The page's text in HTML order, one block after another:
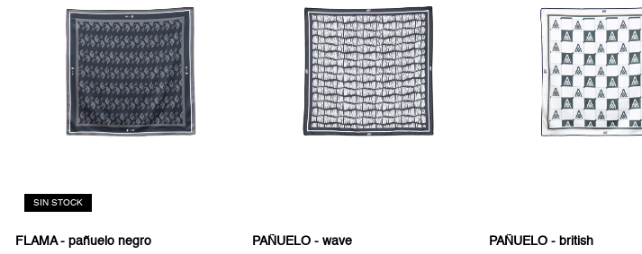
SIN STOCK
FLAMA - pañuelo negro
PAÑUELO - wave
PAÑUELO - british